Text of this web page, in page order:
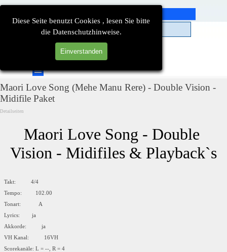
Diese Seite benutzt Cookies , lesen Sie bitte
die Datenschutzhinweise.
Einverstanden
Direkt zum Seiteninhalt
Menü überspringen
Maori Love Song (Mehe Manu Rere) - Double Vision -
Midifile Paket
Detailseiten
Maori Love Song - Double
Vision - Midifiles & Playback`s
Takt: 4/4
Tempo: 102.00
Tonart: A
Lyrics: ja
Akkorde: ja
VH Kanal: 16VH
Scorekanäle: L = --, R = 4